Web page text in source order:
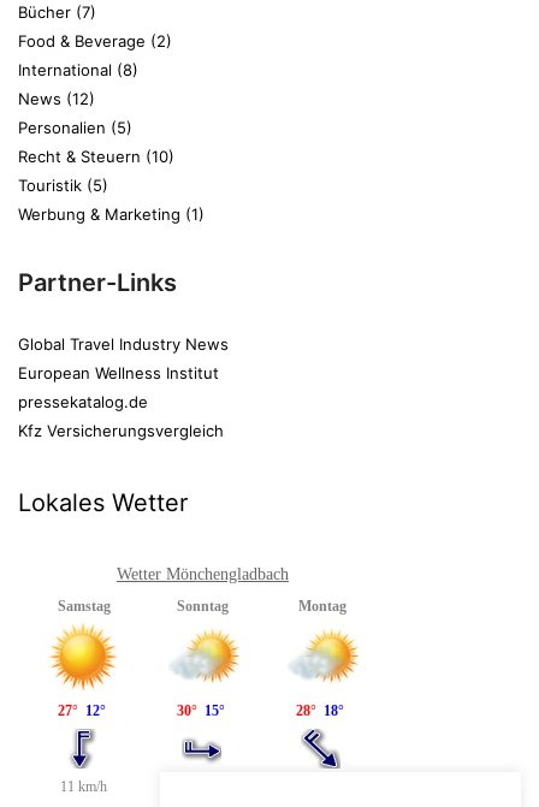
Bücher (7)
Food & Beverage (2)
International (8)
News (12)
Personalien (5)
Recht & Steuern (10)
Touristik (5)
Werbung & Marketing (1)
Partner-Links
Global Travel Industry News
European Wellness Institut
pressekatalog.de
Kfz Versicherungsvergleich
Lokales Wetter
Wetter Mönchengladbach